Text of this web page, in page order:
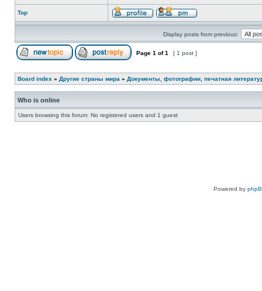
Top
Display posts from previous:
Page 1 of1 [ 1 post ]
Board index » Другие страны мира » Документы, фотографии, печатная
Who is online
Users browsing this forum: No registered users and 1 guest
Powered by